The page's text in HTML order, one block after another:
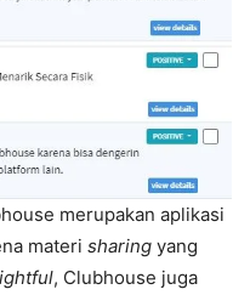
merupakan aplikasi
materi sharing yang
, Clubhouse juga